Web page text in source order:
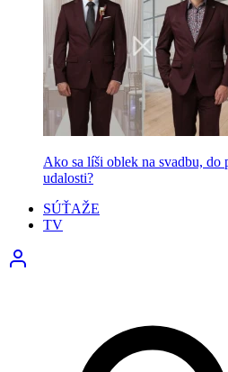
Ako sa líši oblek na svadbu, do
udalosti?
SÚŤAŽE
TV